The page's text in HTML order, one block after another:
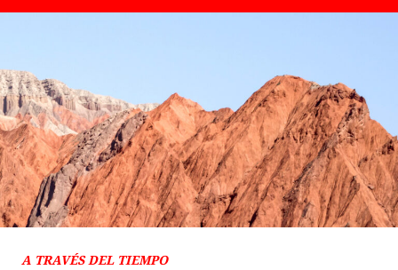
A TRAVÉS DEL TIEMPO